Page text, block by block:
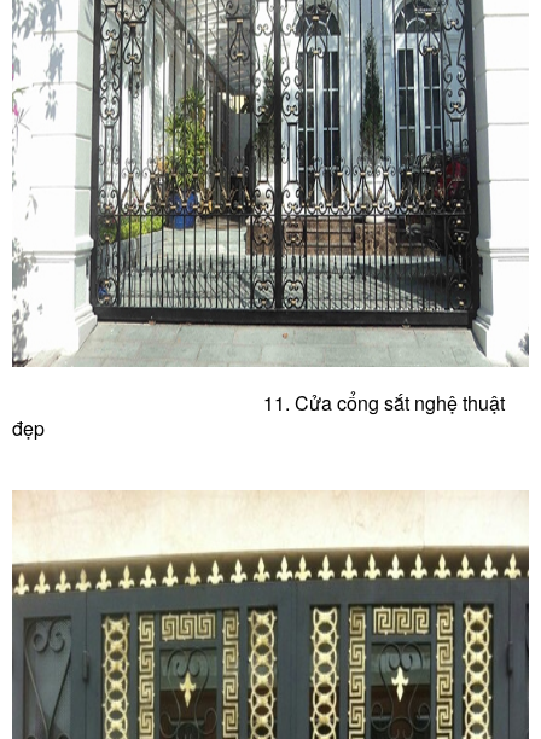
11. Cửa cổng sắt nghệ thuật
đẹp